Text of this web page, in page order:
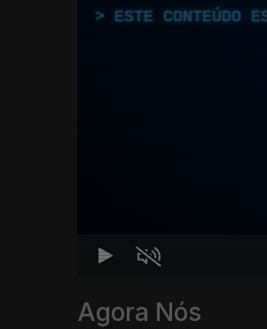
ESTE CONTEÚDO
Agora Nós